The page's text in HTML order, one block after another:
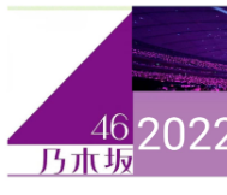
（永遠
の能條
Ｂ君（永遠の能條推し）